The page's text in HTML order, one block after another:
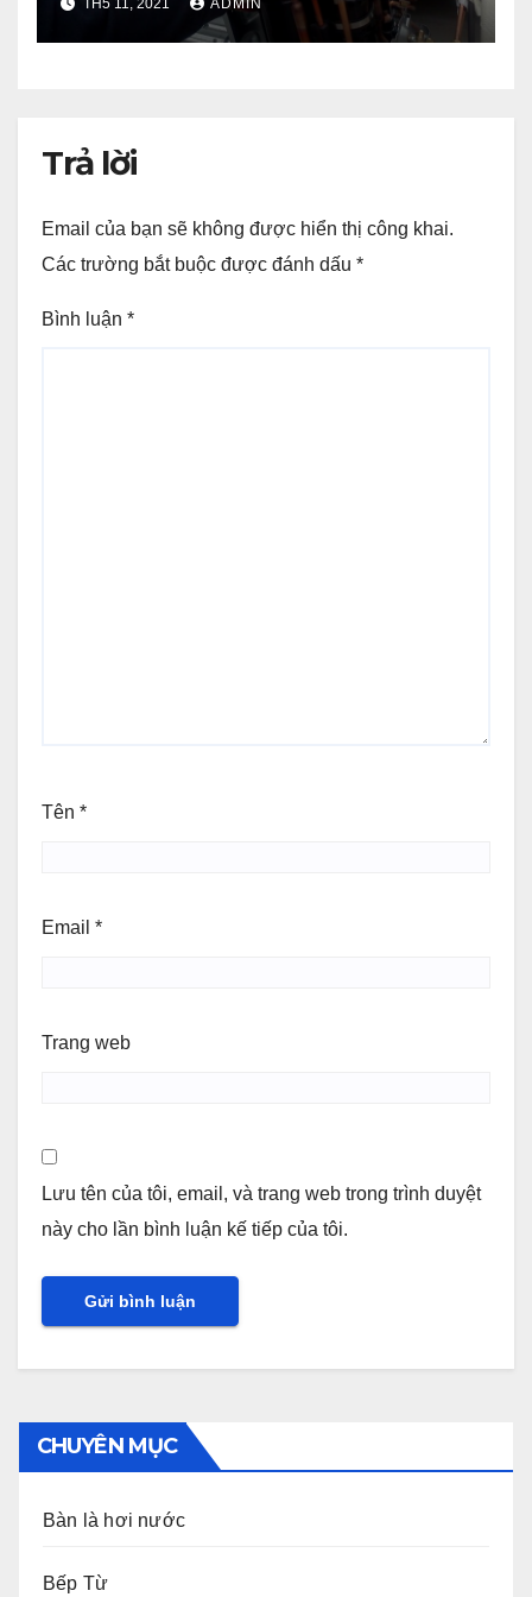
TH5 11, 2021 ADMIN
Trả lời
Email của bạn sẽ không được hiển thị công khai.
Các trường bắt buộc được đánh dấu *
Bình luận *
Tên *
Email *
Trang web
Lưu tên của tôi, email, và trang web trong trình duyệt
này cho lần bình luận kế tiếp của tôi.
CHUYÊN MỤC
Bàn là hơi nước
Bếp Từ